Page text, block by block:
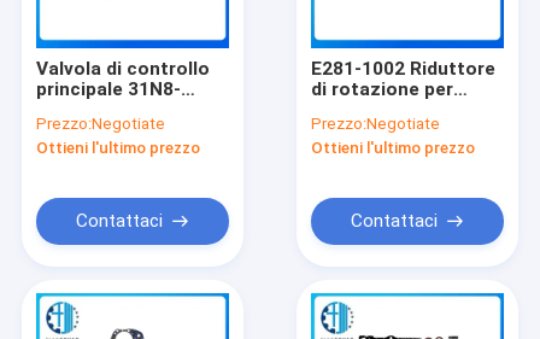
Valvola di controllo
principale 31N8-
R225-7 R305-7 parti
di ricambio per
Prezzo:Negotiate
Ottieni l'ultimo prezzo
Contattaci
E281-1002 Riduttore
di rotazione per
Hyundai R280 R290
Ricambi motore
Prezzo:Negotiate
Ottieni l'ultimo prezzo
Contattaci